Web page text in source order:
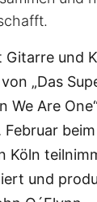
Gitarre und
„Das
We Are
Köln
und